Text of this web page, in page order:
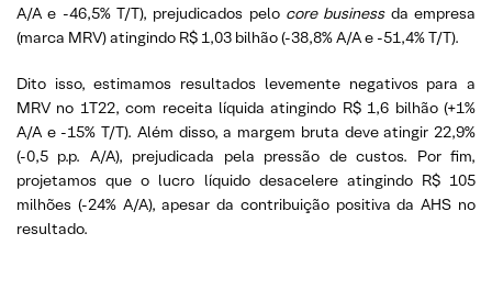
A/A e -46,5% T/T), prejudicados pelo core businessda empresa
(marca MRV) atingindo R$ 1,03 bilhão (-38,8% A/A e -51,4% T/T).
Dito isso, estimamos resultados levemente negativos para a
MRV no 1T22, com receita líquida atingindo R$ 1,6 bilhão (+1%
A/A e -15% T/T). Além disso, a margem bruta deve atingir 22,9%
(-0,5 p.p. A/A), prejudicada pela pressão de custos. Por fim,
projetamos que o lucro líquido desacelere atingindo R$ 105
milhões (-24% A/A), apesar da contribuição positiva da AHS no
resultado.